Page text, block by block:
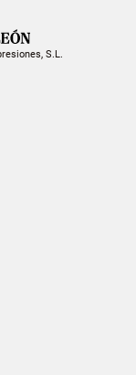
S.L.